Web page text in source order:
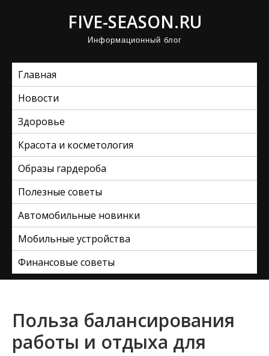
и
FIVE-SEASON.RU
Информационный блог
Главная
Новости
Здоровье
Красота и косметология
Образы гардероба
Полезные советы
Автомобильные новинки
Мобильные устройства
Финансовые советы
Польза балансирования
работы и отдыха для